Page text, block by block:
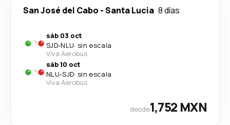
San José del Cabo -Santa Lucia 8 días
sáb 03 oct
SJD-NLU· sin escala
Viva Aerobus
sáb 10 oct
NLU-SJD· sin escala
Viva Aerobus
desde1,752 MXN